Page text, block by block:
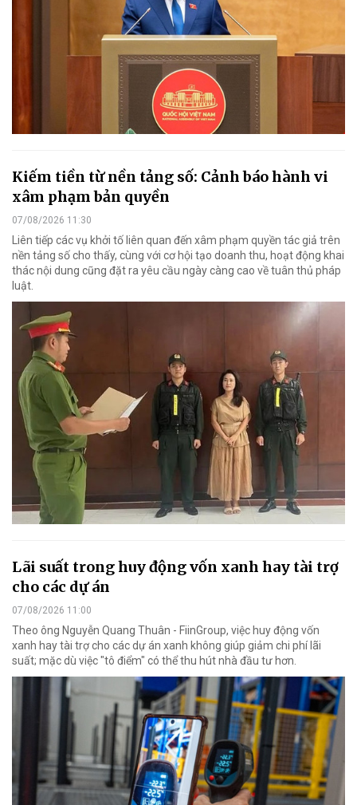
Kiếm tiền từ nền tảng số: Cảnh báo hành vi
xâm phạm bản quyền
07/08/2026 11:30
Liên tiếp các vụ khởi tố liên quan đến xâm phạm quyền tác giả trên
nền tảng số cho thấy, cùng với cơ hội tạo doanh thu, hoạt động khai
thác nội dung cũng đặt ra yêu cầu ngày càng cao về tuân thủ pháp
luật.
Lãi suất trong huy động vốn xanh hay tài trợ
cho các dự án
07/08/2026 11:00
Theo ông Nguyễn Quang Thuân - FiinGroup, việc huy động vốn
xanh hay tài trợ cho các dự án xanh không giúp giảm chi phí lãi
suất; mặc dù việc "tô điểm" có thể thu hút nhà đầu tư hơn.